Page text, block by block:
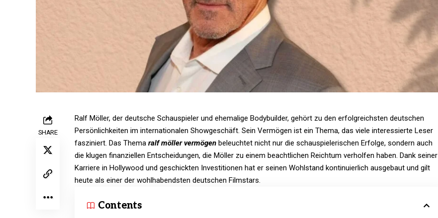
SHARE
Ralf Möller, der deutsche Schauspieler und ehemalige Bodybuilder, gehört zu den erfolgreichsten deutschen
Persönlichkeiten im internationalen Showgeschäft. Sein Vermögen ist ein Thema, das viele interessierte Leser
fasziniert. Das Thema ralf möller vermögen beleuchtet nicht nur die schauspielerischen Erfolge, sondern auch
die klugen finanziellen Entscheidungen, die Möller zu einem beachtlichen Reichtum verholfen haben. Dank seiner
Karriere in Hollywood und geschickten Investitionen hat er seinen Wohlstand kontinuierlich ausgebaut und gilt
heute als einer der wohlhabendsten deutschen Filmstars.​
Contents